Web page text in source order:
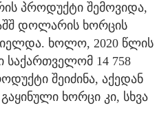
პროდუქტი შემოვიდა,
დოლარის ხორცის
ხოლო, 2020 წლის
14 758
შეიძინა, აქედან
ხორცი კი, სხვა